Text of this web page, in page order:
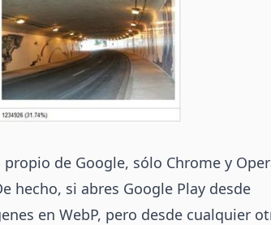
de Google, sólo Chrome y
hecho, si abres Google Play desde
en WebP, pero desde cualquier